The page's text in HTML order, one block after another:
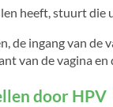
heeft, stuurt die
de ingang van de
van de vagina
door HPV